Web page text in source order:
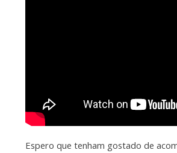
Espero que tenham gostado de